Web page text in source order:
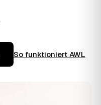
So funktioniert AWL